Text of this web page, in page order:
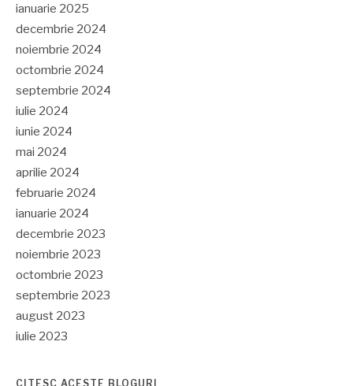
ianuarie 2025
decembrie 2024
noiembrie 2024
octombrie 2024
septembrie 2024
iulie 2024
iunie 2024
mai 2024
aprilie 2024
februarie 2024
ianuarie 2024
decembrie 2023
noiembrie 2023
octombrie 2023
septembrie 2023
august 2023
iulie 2023
CITESC ACESTE BLOGURI